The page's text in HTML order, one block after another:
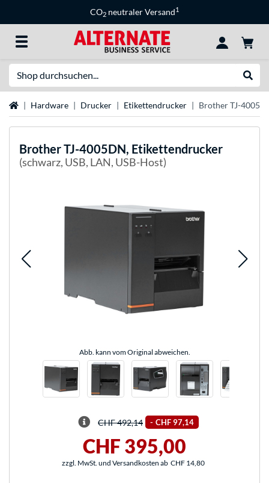
CO2 neutraler Versand1
StartseiteHardware Drucker Etikettendrucker Brother TJ-
BrotherTJ-4005DN, Etikettendrucker
(schwarz, USB, LAN, USB-Host)
Abb. kann vom Original abweichen.
CHF 492,14 - CHF 97,14
CHF 395,00
zzgl. MwSt. und Versandkosten ab CHF 14,80